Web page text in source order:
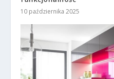
10 października 2025